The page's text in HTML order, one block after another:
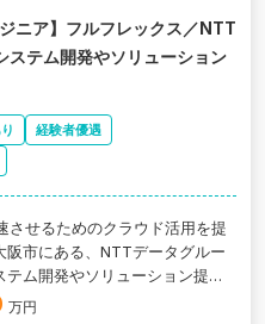
ニア】フルフレックス／NTT
テム開発やソリューション
経験者優遇
させるためのクラウド活用を提
市にある、NTTデータグルー
ム開発やソリューション提供
万円